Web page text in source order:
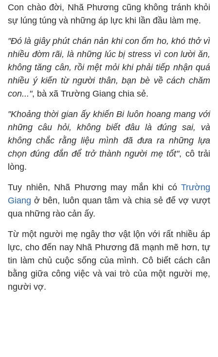
Con chào đời, Nhã Phương cũng không tránh khỏi
sự lúng túng và những áp lực khi lần đầu làm mẹ.
"Đó là giây phút chán nản khi con ốm ho, khó thở vì
nhiều đờm rãi, là những lúc bị stress vì con lười ăn,
không tăng cân, rồi mệt mỏi khi phải tiếp nhận quá
nhiều ý kiến từ người thân, bạn bè về cách chăm
con...", bà xã Trường Giang chia sẻ.
"Khoảng thời gian ấy khiến Bi luôn hoang mang với
những câu hỏi, không biết đâu là đúng sai, và
không chắc rằng liệu mình đã đưa ra những lựa
chọn đúng đắn để trở thành người mẹ tốt", cô trải
lòng.
Tuy nhiên, Nhã Phương may mắn khi có Trường
Giang ở bên, luôn quan tâm và chia sẻ để vợ vượt
qua những rào cản ấy.
Từ một người mẹ ngây thơ vật lộn với rất nhiều áp
lực, cho đến nay Nhã Phương đã mạnh mẽ hơn, tự
tin làm chủ cuộc sống của mình. Cô biết cách cân
bằng giữa công việc và vai trò của một người mẹ,
người vợ.